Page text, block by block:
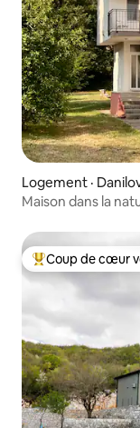
Logement ·
Maison dans la
Coup de cœur
Coup de cœur